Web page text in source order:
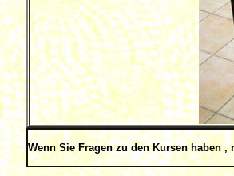
Wenn Sie Fragen zu den Kursen haben